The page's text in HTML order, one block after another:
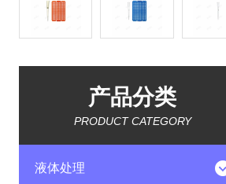
产品分类
PRODUCT CATEGORY
液体处理